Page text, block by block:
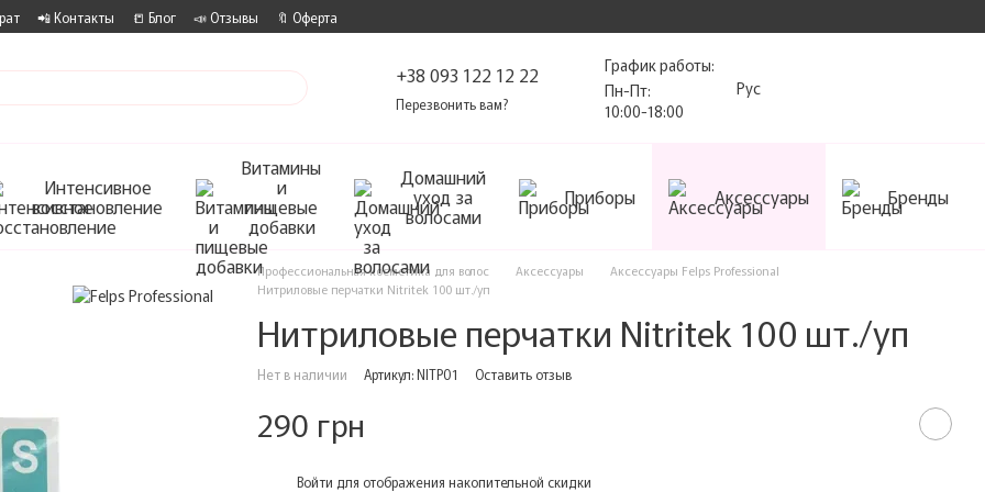
📲 Контакты 📒 Блог 📣 Отзывы 🔖 Оферта
+38 093 122 12 22
Перезвонить вам?
График работы:
Пн-Пт:
10:00-18:00
Рус
Интенсивное
восстановление
Витамины
и
пищевые
добавки
Домашний
уход за
волосами
Приборы Аксессуары Бренды
Профессиональная косметика для волос Аксессуары
Аксессуары Felps Professional
Нитриловые перчатки Nitritek 100 шт./уп
Нитриловые перчатки Nitritek 100 шт./уп
Нет в наличии Артикул: NITP01 Оставить отзыв
290 грн
Войти для отображения накопительной скидки